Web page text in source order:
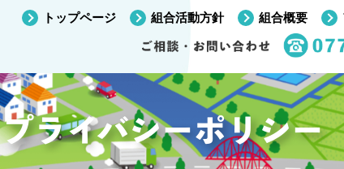
トップページ 組合活動方針 組合概要
プライバシーポリシー